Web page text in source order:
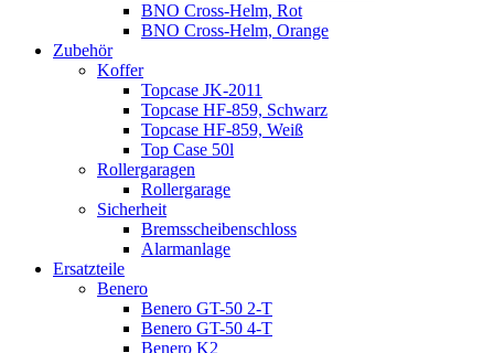
BNO Cross-Helm, Rot
BNO Cross-Helm, Orange
Zubehör
Koffer
Topcase JK-2011
Topcase HF-859, Schwarz
Topcase HF-859, Weiß
Top Case 50l
Rollergaragen
Rollergarage
Sicherheit
Bremsscheibenschloss
Alarmanlage
Ersatzteile
Benero
Benero GT-50 2-T
Benero GT-50 4-T
Benero K2